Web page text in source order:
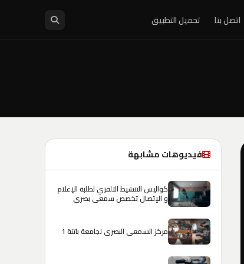
اتصل بنا تحميل التطبيق
فيديوهات مشابهة
كواليس التنشيط التلفزي لطلبة الإعلام
و الإتصال تخصص سمعي بصري
مركز السمعي البصري لجامعة باتنة 1